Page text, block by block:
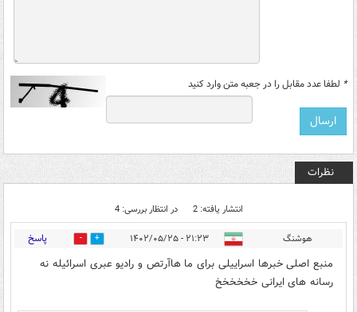
* لطفا عدد مقابل را در جعبه متن وارد کنید
نظرات
انتشار یافته: 2 در انتظار بررسی: 4
هوشنگ ۲۱:۲۳ - ۱۴۰۲/۰۵/۲۵ 0 پاسخ
منبع اصلی خبرها اسراییلی برای ما هاآرتص و رادیو عبری اسرائیله نه
رسانه های ایرانی خخخخخخ